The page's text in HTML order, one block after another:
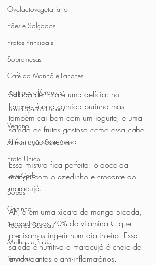
Ovolactovegetariano
Pães e Salgados
Pratos Principais
Sobremesas
Café da Manhã e Lanches
Legumes e Verduras
Introdução Alimentar
Vegano
Alimentação Saudável
Prato Único
Low Carb
Sopas
Cozinha
Receitas Básicas
Molhos e Patês
Saladas
Salada de fruta é uma delícia: no
lanche, é boa comida purinha mas
também cai bem com um iogurte, e uma
salada de frutas gostosa como essa cabe
até como sobremesa!
Essa mistura fica perfeita: o doce da
manga com o azedinho e crocante do
maracujá.
Ah, e em uma xícara de manga picada,
encontramos 70% da vitamina C que
precisamos ingerir num dia inteiro! Essa
salada é nutritiva o maracujá é cheio de
antioxidantes e anti-inflamatórios.